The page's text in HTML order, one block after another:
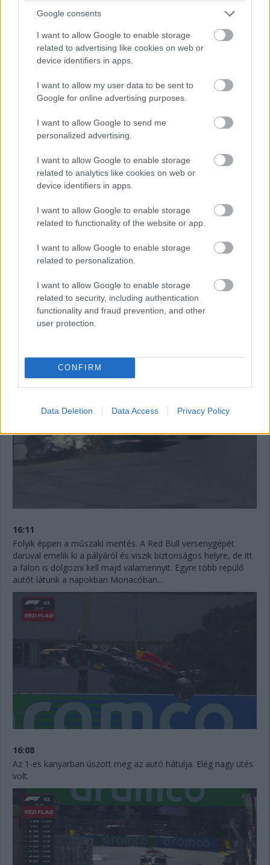
Google consents
I want to allow Google to enable storage
related to advertising like cookies on web or
device identifiers in apps.
I want to allow my user data to be sent to
Google for online advertising purposes.
I want to allow Google to send me
personalized advertising.
I want to allow Google to enable storage
related to analytics like cookies on web or
device identifiers in apps.
I want to allow Google to enable storage
related to functionality of the website or app.
I want to allow Google to enable storage
related to personalization.
I want to allow Google to enable storage
related to security, including authentication
functionality and fraud prevention, and other
user protection.
CONFIRM
Data Deletion Data Access Privacy Policy
majd innen, a Williams elég kakukktojás, mivel Albon nem volt
rossz a szabadedzéseken.
Ahogyan gyorsulni fog a pálya és egyre jobban gumizódik,
bőven benne van, hogy Perez ideje nem lesz elég a Q2-be
jutásra, bár ha elegendő is lenne, akkor sem zárhatna a 15.
helynél előrébb, hiszen megtörte az energiaitalos autót.
Fontos megjegyezni a szabadedzésekkel ellentétben az óra itt
Jelenleg Hamilton, De Vries, Sargeant, Sainz és Albon vannak
kieső pozícióban. Bő egy perc és újraindulnak a dolgok.
Tecpro is.
16:11
Folyik éppen a műszaki mentés. A Red Bull versenygépét
daruval emelik ki a pályáról és viszik biztonságos helyre, de itt
a falon is dolgozni kell majd valamennyit. Egyre több repülő
autót látunk a napokban Monacóban...
16:08
Az 1-es kanyarban úszott meg az autó hátulja. Elég nagy ütés
volt.